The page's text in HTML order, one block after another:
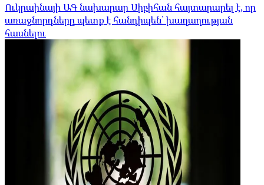
Ուկրաինայի ԱԳ նախարար Սիբիհան հայտարարել է, որ
առաջնորդները պետք է հանդիպեն՝ խաղաղության
հասնելու